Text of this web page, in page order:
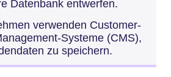
Datenbank entwerfen.
verwenden Customer-
Systeme (CMS),
zu speichern.